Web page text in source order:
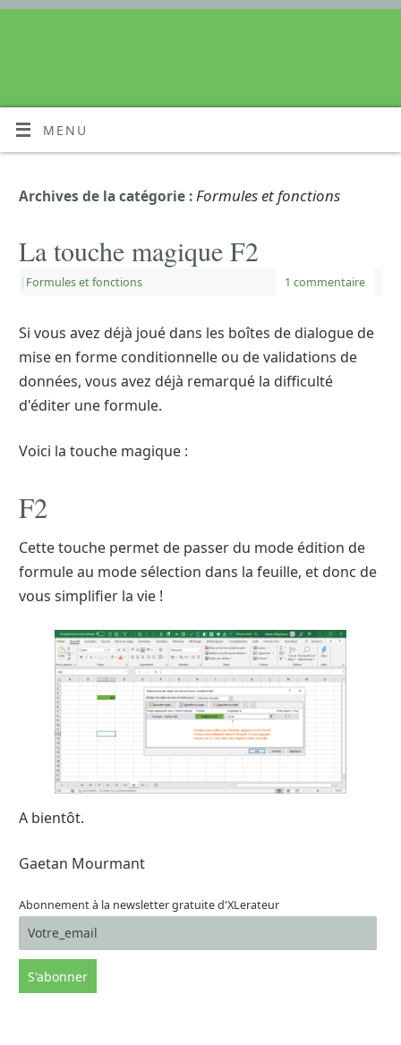
MENU
Archives de la catégorie :Formules et fonctions
La touche magique F2
| Formules et fonctions 1 commentaire
Si vous avez déjà joué dans les boîtes de dialogue de
mise en forme conditionnelle ou de validations de
données, vous avez déjà remarqué la difficulté
d'éditer une formule.
Voici la touche magique :
F2
Cette touche permet de passer du mode édition de
formule au mode sélection dans la feuille, et donc de
vous simplifier la vie !
A bientôt.
Gaetan Mourmant
Abonnement à la newsletter gratuite d'XLerateur